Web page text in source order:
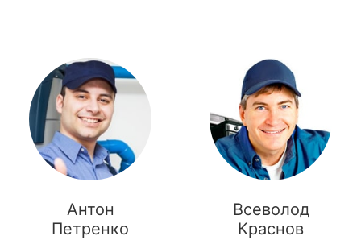
Антон
Петренко
Всеволод
Краснов